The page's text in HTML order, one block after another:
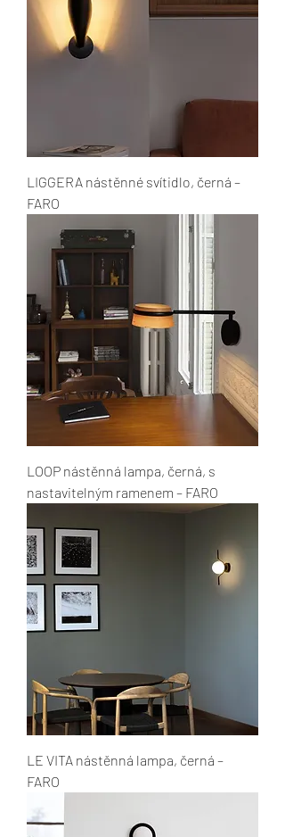
LIGGERA nástěnné svítidlo, černá –
FARO
LOOP nástěnná lampa, černá, s
nastavitelným ramenem – FARO
LE VITA nástěnná lampa, černá –
FARO